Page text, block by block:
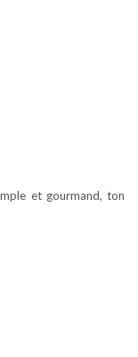
et gourmand, ton